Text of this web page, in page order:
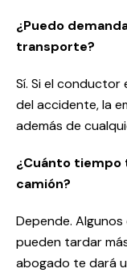
¿Puedo
transporte?
Sí. Si el
del accidente, la
además de
¿Cuánto tiempo
camión?
Depende.
pueden tardar
abogado te dará